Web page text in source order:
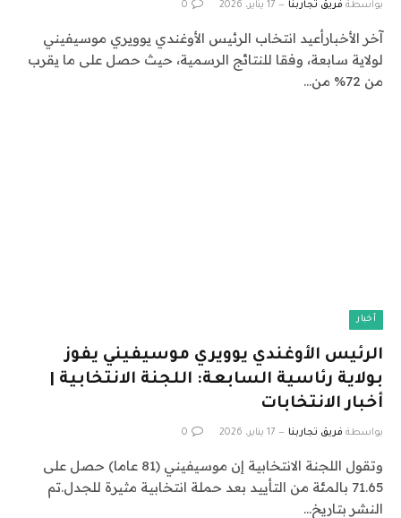
بواسطة فريق تجاربنا 17 يناير، 2026 0
آخر الأخبارأعيد انتخاب الرئيس الأوغندي يوويري موسيفيني
لولاية سابعة، وفقا للنتائج الرسمية، حيث حصل على ما يقرب
من 72% من…
أخبار
الرئيس الأوغندي يوويري موسيفيني يفوز
بولاية رئاسية السابعة: اللجنة الانتخابية |
أخبار الانتخابات
بواسطة فريق تجاربنا 17 يناير، 2026 0
وتقول اللجنة الانتخابية إن موسيفيني (81 عاما) حصل على
71.65 بالمئة من التأييد بعد حملة انتخابية مثيرة للجدل.تم
النشر بتاريخ…